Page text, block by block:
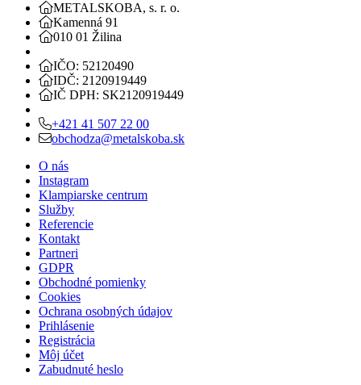
METALSKOBA, s. r. o.
Kamenná 91
010 01 Žilina
IČO: 52120490
IDČ: 2120919449
IČ DPH: SK2120919449
+421 41 507 22 00
obchodza@metalskoba.sk
O nás
Instagram
Klampiarske centrum
Služby
Referencie
Kontakt
Partneri
GDPR
Obchodné pomienky
Cookies
Ochrana osobných údajov
Prihlásenie
Registrácia
Môj účet
Zabudnuté heslo